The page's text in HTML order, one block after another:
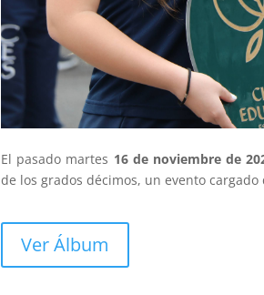
El pasado martes 16 de noviembre de
de los grados décimos, un evento
Ver Álbum